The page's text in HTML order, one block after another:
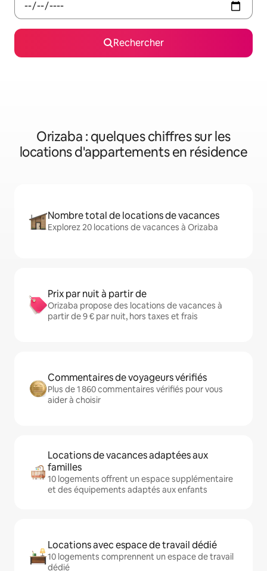
Rechercher
Orizaba : quelques chiffres sur les
locations d'appartements en résidence
Nombre total de locations de vacances
Explorez 20 locations de vacances à Orizaba
Prix par nuit à partir de
Orizaba propose des locations de vacances à
partir de 9 € par nuit, hors taxes et frais
Commentaires de voyageurs vérifiés
Plus de 1 860 commentaires vérifiés pour vous
aider à choisir
Locations de vacances adaptées aux
familles
10 logements offrent un espace supplémentaire
et des équipements adaptés aux enfants
Locations avec espace de travail dédié
10 logements comprennent un espace de travail
dédié